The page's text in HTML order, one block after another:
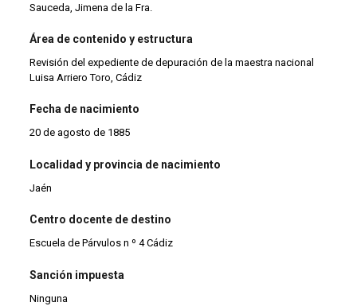
Sauceda, Jimena de la Fra.
Área de contenido y estructura
Revisión del expediente de depuración de la maestra nacional
Luisa Arriero Toro, Cádiz
Fecha de nacimiento
20 de agosto de 1885
Localidad y provincia de nacimiento
Jaén
Centro docente de destino
Escuela de Párvulos n º 4 Cádiz
Sanción impuesta
Ninguna